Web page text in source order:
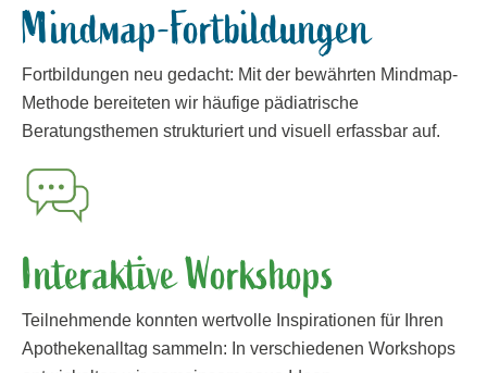
Mindmap-Fortbildungen
Fortbildungen neu gedacht: Mit der bewährten Mindmap-
Methode bereiteten wir häufige pädiatrische
Beratungsthemen strukturiert und visuell erfassbar auf.
Interaktive Workshops
Teilnehmende konnten wertvolle Inspirationen für Ihren
Apothekenalltag sammeln: In verschiedenen Workshops